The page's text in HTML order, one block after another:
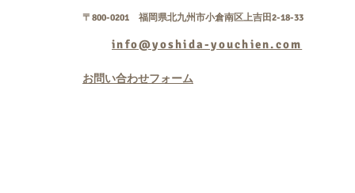
〒800-0201 福岡県北九州市小倉南区上吉田2-18-33
info@yoshida-youchien.com
お問い合わせフォーム